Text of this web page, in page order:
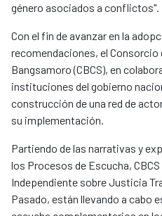
género asociados a conflictos".
Con el fin de avanzar en la
recomendaciones, el Consorcio
Bangsamoro (CBCS), en
instituciones del gobierno
construcción de una red de
su implementación.
Partiendo de las narrativas y
los Procesos de Escucha, CBCS
Independiente sobre Justicia
Pasado, están llevando a cabo